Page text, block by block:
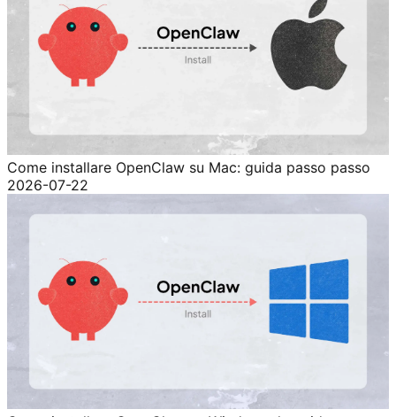
Come installare OpenClaw su Mac: guida passo passo
2026-07-22